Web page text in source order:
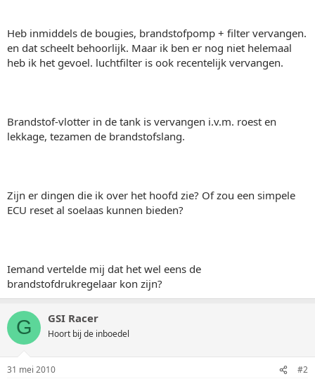
Heb inmiddels de bougies, brandstofpomp + filter vervangen.
en dat scheelt behoorlijk. Maar ik ben er nog niet helemaal
heb ik het gevoel. luchtfilter is ook recentelijk vervangen.
Brandstof-vlotter in de tank is vervangen i.v.m. roest en
lekkage, tezamen de brandstofslang.
Zijn er dingen die ik over het hoofd zie? Of zou een simpele
ECU reset al soelaas kunnen bieden?
Iemand vertelde mij dat het wel eens de
brandstofdrukregelaar kon zijn?
G GSI Racer
Hoort bij de inboedel
31 mei 2010 #2